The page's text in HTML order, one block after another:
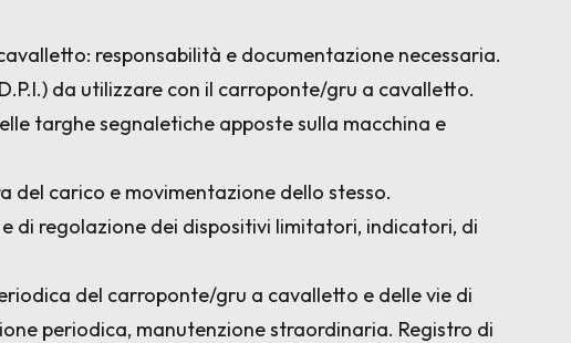
responsabilità e documentazione necessaria.
da utilizzare con il carroponte/gru a cavalletto.
targhe segnaletiche apposte sulla macchina e
del carico e movimentazione dello stesso.
di regolazione dei dispositivi limitatori, indicatori, di
del carroponte/gru a cavalletto e delle vie di
periodica, manutenzione straordinaria. Registro di